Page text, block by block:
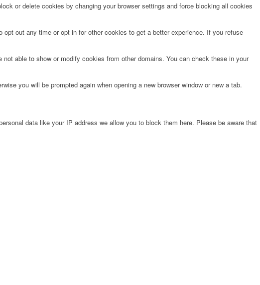
or delete cookies by changing your browser settings and force blocking all cookies
out any time or opt in for other cookies to get a better experience. If you refuse
able to show or modify cookies from other domains. You can check these in your
you will be prompted again when opening a new browser window or new a tab.
data like your IP address we allow you to block them here. Please be aware that